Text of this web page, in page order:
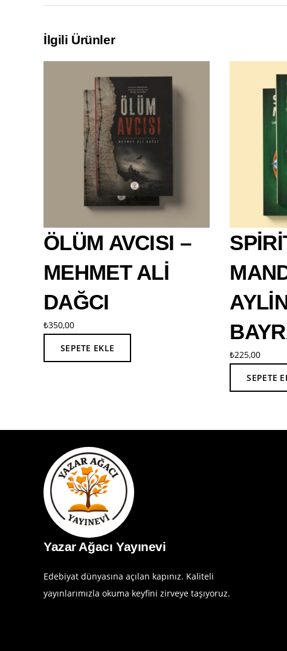
İlgili Ürünler
ÖLÜM AVCISI –
MEHMET ALİ
DAĞCI
₺350,00
SEPETE EKLE
₺225,00
SEPETE
Yazar Ağacı Yayınevi
Edebiyat dünyasına açılan kapınız. Kaliteli
yayınlarımızla okuma keyfini zirveye taşıyoruz.